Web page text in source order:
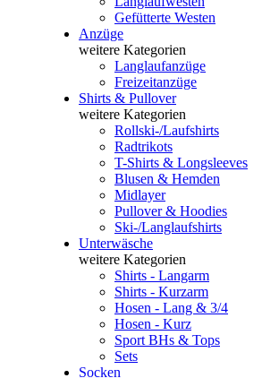
Gefütterte Westen
Anzüge
weitere Kategorien
Langlaufanzüge
Freizeitanzüge
Shirts & Pullover
weitere Kategorien
Rollski-/Laufshirts
Radtrikots
T-Shirts & Longsleeves
Blusen & Hemden
Midlayer
Pullover & Hoodies
Ski-/Langlaufshirts
Unterwäsche
weitere Kategorien
Shirts - Langarm
Shirts - Kurzarm
Hosen - Lang & 3/4
Hosen - Kurz
Sport BHs & Tops
Sets
Socken